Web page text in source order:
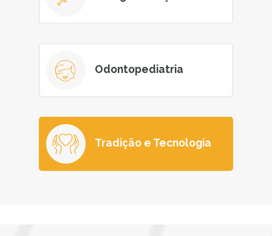
Odontopediatria
Tradição e Tecnologia